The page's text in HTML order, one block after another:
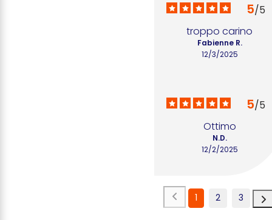
5/5
troppo carino
12/3/2025
Fabienne R.
5/5
Ottimo
12/2/2025
N.D.
1 2 3